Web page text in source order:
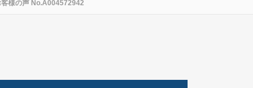
様の声 No.A004572942